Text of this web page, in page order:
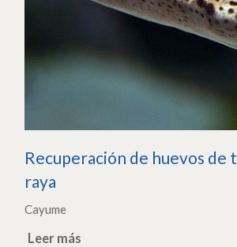
Recuperación de huevos de
raya
Cayume
Leer más